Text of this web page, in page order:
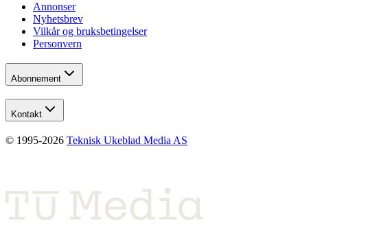
Annonser
Nyhetsbrev
Vilkår og bruksbetingelser
Personvern
Abonnement
Kontakt
© 1995-2026 Teknisk Ukeblad Media AS